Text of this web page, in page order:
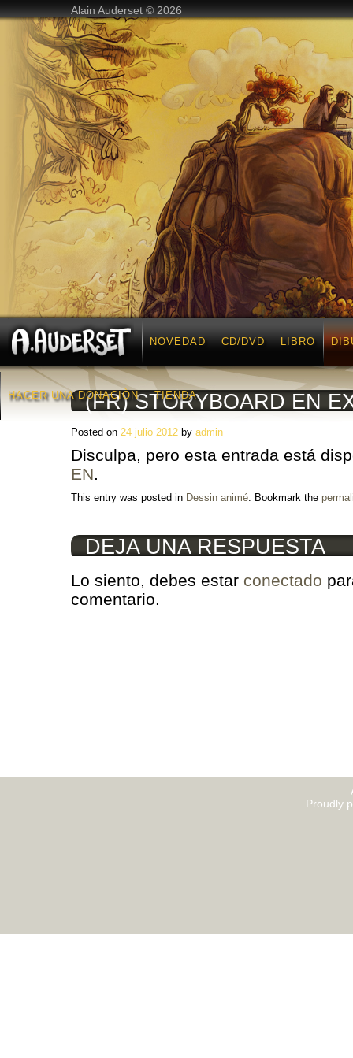
Alain Auderset © 2026
NOVEDAD CD/DVD LIBRO
HACER UNA DONACIÒN TIENDA
(FR) STORYBOARD EN
Posted on 24 julio 2012 by admin
Disculpa, pero esta entrada está
EN.
This entry was posted in Dessin animé. Bookmark the
DEJA UNA RESPUESTA
Lo siento, debes estar conectado
comentario.
Proudly